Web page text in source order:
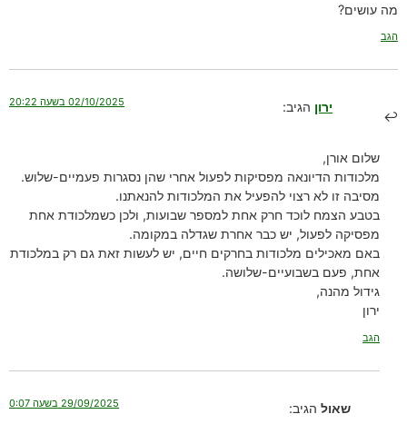
מה עושים?
הגב
ירון הגיב: 02/10/2025 בשעה 20:22
שלום אורן,
מלכודות הדיונאה מפסיקות לפעול אחרי שהן נסגרות פעמיים-שלוש.
מסיבה זו לא רצוי להפעיל את המלכודות להנאתנו.
בטבע הצמח לוכד חרק אחת למספר שבועות, ולכן כשמלכודת אחת
מפסיקה לפעול, יש כבר אחרת שגדלה במקומה.
באם מאכילים מלכודות בחרקים חיים, יש לעשות זאת גם רק במלכודת
אחת, פעם בשבועיים-שלושה.
גידול מהנה,
ירון
הגב
שאול הגיב: 29/09/2025 בשעה 0:07